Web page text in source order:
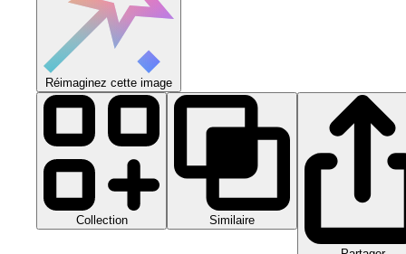
Réimaginez cette image
Collection Similaire